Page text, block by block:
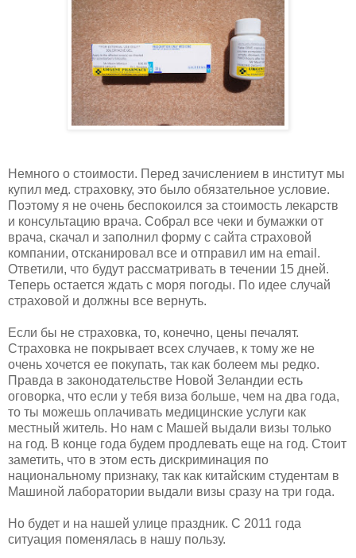
Немного о стоимости. Перед зачислением в институт мы
купил мед. страховку, это было обязательное условие.
Поэтому я не очень беспокоился за стоимость лекарств
и консультацию врача. Собрал все чеки и бумажки от
врача, скачал и заполнил форму с сайта страховой
компании, отсканировал все и отправил им на email.
Ответили, что будут рассматривать в течении 15 дней.
Теперь остается ждать с моря погоды. По идее случай
страховой и должны все вернуть.
Если бы не страховка, то, конечно, цены печалят.
Страховка не покрывает всех случаев, к тому же не
очень хочется ее покупать, так как болеем мы редко.
Правда в законодательстве Новой Зеландии есть
оговорка, что если у тебя виза больше, чем на два года,
то ты можешь оплачивать медицинские услуги как
местный житель. Но нам с Машей выдали визы только
на год. В конце года будем продлевать еще на год. Стоит
заметить, что в этом есть дискриминация по
национальному признаку, так как китайским студентам в
Машиной лаборатории выдали визы сразу на три года.
Но будет и на нашей улице праздник. С 2011 года
ситуация поменялась в нашу пользу.